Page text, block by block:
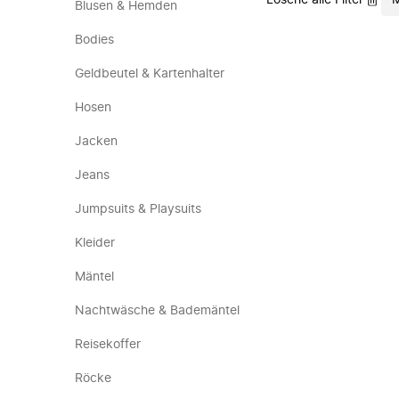
Blusen & Hemden
Bodies
Geldbeutel & Kartenhalter
Hosen
Jacken
Jeans
Jumpsuits & Playsuits
Kleider
Mäntel
Nachtwäsche & Bademäntel
Reisekoffer
Röcke